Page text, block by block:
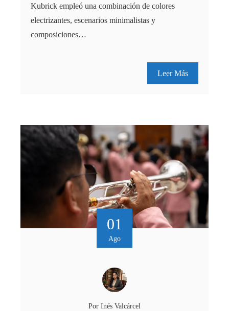
Kubrick empleó una combinación de colores
electrizantes, escenarios minimalistas y
composiciones…
Leer Más
01
Ago
Por Inés Valcárcel